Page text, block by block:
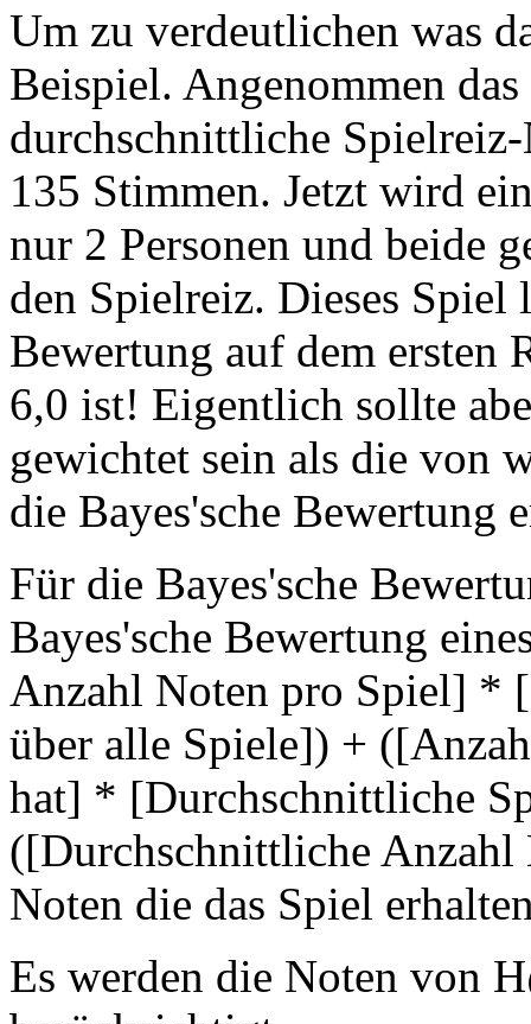
Um zu verdeutlichen was
Beispiel. Angenommen
durchschnittliche
135 Stimmen. Jetzt wird
nur 2 Personen und beide
den Spielreiz. Dieses
Bewertung auf dem ersten
6,0 ist! Eigentlich sollte
gewichtet sein als die von
die Bayes'sche Bewertung
Für die Bayes'sche
Bayes'sche Bewertung
Anzahl Noten pro Spiel] *
über alle Spiele]) +
hat] * [Durchschnittliche
([Durchschnittliche
Noten die das Spiel
Es werden die Noten von